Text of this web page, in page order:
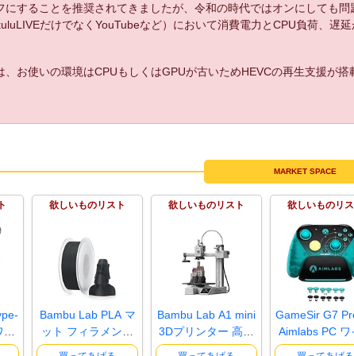
することを推奨されてきましたが、令和の時代ではオンにしても問
だけでなくYouTubeなど）において消費電力とCPU負荷、遅延
お使いの環境はCPUもしくはGPUが古いためHEVCの再生支援が
MARKET SPACE
欲しいものリスト
Bambu Lab PLA マ
ット フィラメント
1.75mm ±0..
欲しいものリスト
Bambu Lab A1 mini
3Dプリンター 高速
高精度 ..
欲しいものリ
GameSir G7
Aimlabs PC ワ
レスゲー..